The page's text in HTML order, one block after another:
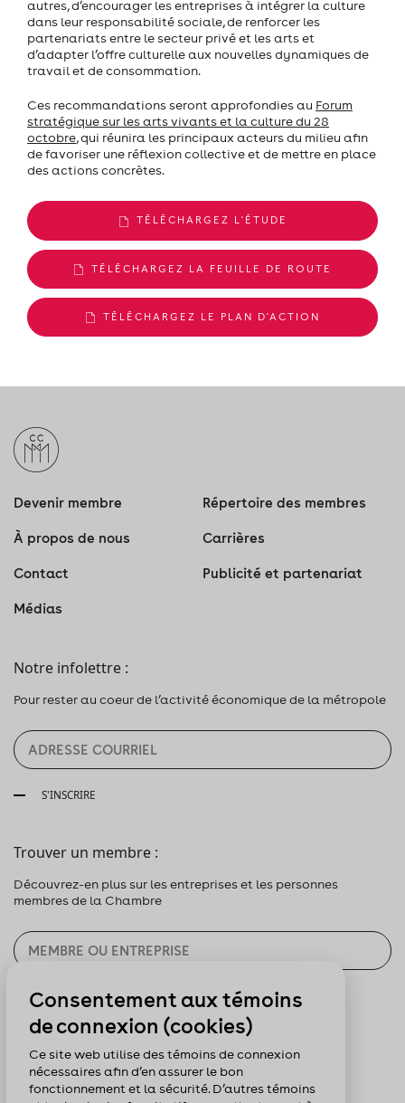
autres, d’encourager les entreprises à intégrer la culture
dans leur responsabilité sociale, de renforcer les
partenariats entre le secteur privé et les arts et
d’adapter l’offre culturelle aux nouvelles dynamiques de
travail et de consommation.
Ces recommandations seront approfondies au Forum
stratégique sur les arts vivants et la culture du 28
octobre, qui réunira les principaux acteurs du milieu afin
de favoriser une réflexion collective et de mettre en place
des actions concrètes.
TÉLÉCHARGEZ L'ÉTUDE
TÉLÉCHARGEZ LA FEUILLE DE ROUTE
TÉLÉCHARGEZ LE PLAN D'ACTION
Devenir membre Répertoire des membres
À propos de nous Carrières
Contact Publicité et partenariat
Médias
Notre infolettre :
Pour rester au coeur de l’activité économique de la métropole
S'INSCRIRE
Trouver un membre :
Découvrez-en plus sur les entreprises et les personnes
membres de la Chambre
CHERCHER
Pour nous suivre :
Consentement aux témoins
de connexion (cookies)
Ce site web utilise des témoins de connexion
nécessaires afin d’en assurer le bon
fonctionnement et la sécurité. D’autres témoins